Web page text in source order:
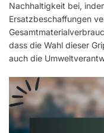
Nachhaltigkeit bei,
Ersatzbeschaffungen
dass die Wahl dieser
auch die